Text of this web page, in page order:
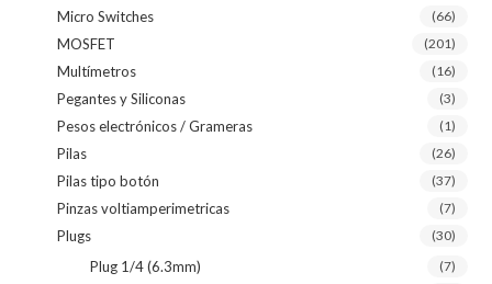
Micro Switches (66)
MOSFET (201)
Multímetros (16)
Pegantes y Siliconas (3)
Pesos electrónicos / Grameras (1)
Pilas (26)
Pilas tipo botón (37)
Pinzas voltiamperimetricas (7)
Plugs (30)
Plug 1/4 (6.3mm) (7)